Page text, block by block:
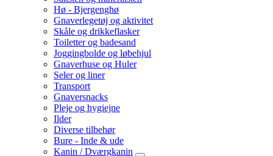
Hø - Bjergenghø
Gnaverlegetøj og aktivitet
Skåle og drikkeflasker
Toiletter og badesand
Joggingbolde og løbehjul
Gnaverhuse og Huler
Seler og liner
Transport
Gnaversnacks
Pleje og hygiejne
Ilder
Diverse tilbehør
Bure - Inde & ude
Kanin / Dværgkanin